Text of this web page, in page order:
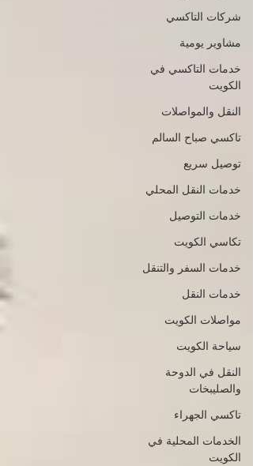
شركات التاكسي
مشاوير يومية
خدمات التاكسي في
الكويت
النقل والمواصلات
تاكسي صباح السالم
توصيل سريع
خدمات النقل المحلي
خدمات التوصيل
تكاسي الكويت
خدمات السفر والتنقل
خدمات النقل
مواصلات الكويت
سياحة الكويت
النقل في الدوحة
والصليبخات
تاكسي الجهراء
الخدمات المحلية في
الكويت